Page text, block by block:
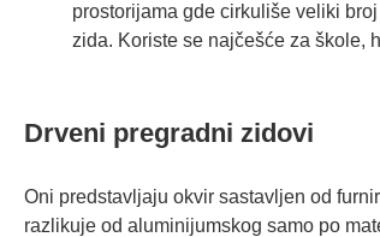
prostorijama gde cirkuliše veliki
zida. Koriste se najčešće za škole,
Drveni pregradni zidovi
Oni predstavljaju okvir sastavljen od
razlikuje od aluminijumskog samo po